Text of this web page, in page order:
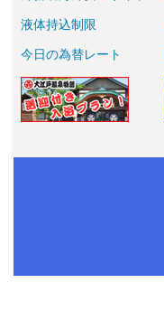
液体持込制限
今日の為替レート